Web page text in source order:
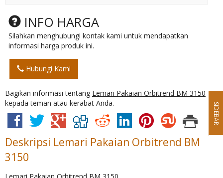
INFO HARGA
Silahkan menghubungi kontak kami untuk mendapatkan
informasi harga produk ini.
Hubungi Kami
Bagikan informasi tentang Lemari Pakaian Orbitrend BM 3150
kepada teman atau kerabat Anda.
Deskripsi Lemari Pakaian Orbitrend BM
3150
SIDEBAR